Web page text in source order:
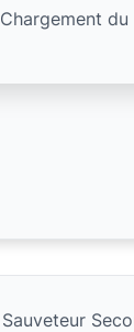
Chargement du
Sauveteur